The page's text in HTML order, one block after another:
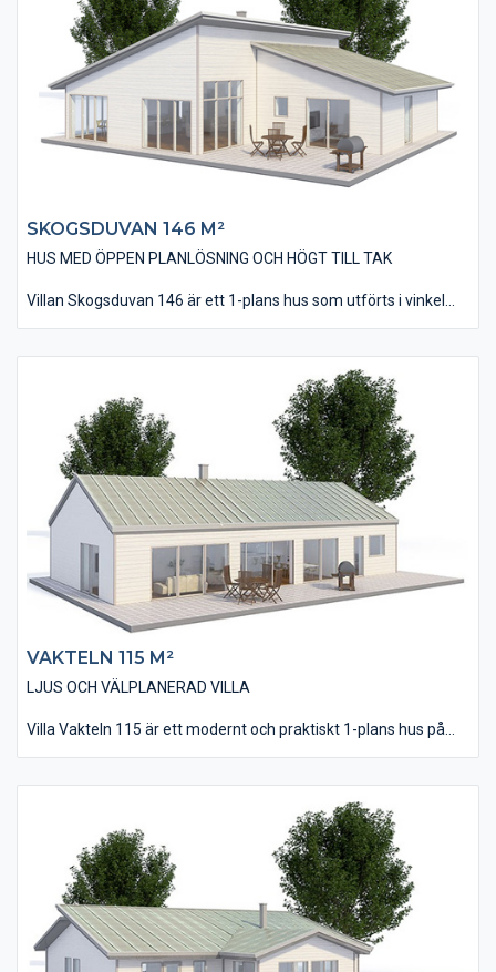
Huset är utfört med en behaglig öppenhet och rymd som
förstärks av att innertaket delvis lutar som yttertaket. Den
öppna planlösningen med kök/matplats och vardagsrum tillför
en känsla av närhet och gemenskap vart man än befinner sig.
SKOGSDUVAN 146 M²
HUS MED ÖPPEN PLANLÖSNING OCH HÖGT TILL TAK
Villan Skogsduvan 146 är ett 1-plans hus som utförts i vinkel
öppen planlösning där kök/matplats och vardagsrummet ligger
tillsammans. Huset har dessutom ett avskilt allrum som
tillexempel kan användas som TV-rum.
Vardagsrummet har ett ryggåstak som skapar en härlig rymd
och volym. Husets vinkel kan till fördel utnyttjas för en altan
eller uteplats.
VAKTELN 115 M²
LJUS OCH VÄLPLANERAD VILLA
Villa Vakteln 115 är ett modernt och praktiskt 1-plans hus på
Invändigt innehåller huset alla de rum man skall hitta i ett nytt
hus inkl. 3 st väl tilltagna Sovrum. Se gärna till samspelet mellan
Vardagsrum och Kök/Matplats. Generellt har villan utförs med
stora fönsterpartier som släpper in ljus och bidrar till det
trevliga intryck man får invändigt.